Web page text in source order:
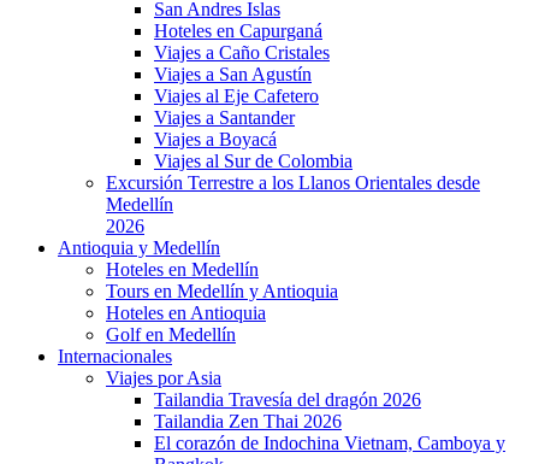
San Andres Islas
Hoteles en Capurganá
Viajes a Caño Cristales
Viajes a San Agustín
Viajes al Eje Cafetero
Viajes a Santander
Viajes a Boyacá
Viajes al Sur de Colombia
Excursión Terrestre a los Llanos Orientales desde
Medellín
2026
Antioquia y Medellín
Hoteles en Medellín
Tours en Medellín y Antioquia
Hoteles en Antioquia
Golf en Medellín
Internacionales
Viajes por Asia
Tailandia Travesía del dragón 2026
Tailandia Zen Thai 2026
El corazón de Indochina Vietnam, Camboya y